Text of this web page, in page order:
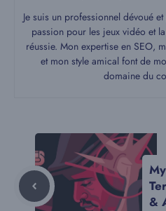
Je suis un professionnel dévoué
passion pour les jeux vidéo et
réussie. Mon expertise en SEO,
et mon style amical font de
domaine du
&